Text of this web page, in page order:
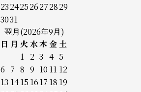
23242526272829
3031
翌月(2026年9月)
日 月 火 水木金 土
1
2 3 4 5
6 7 8 9 10 11 12
13 1415 1617 18 19